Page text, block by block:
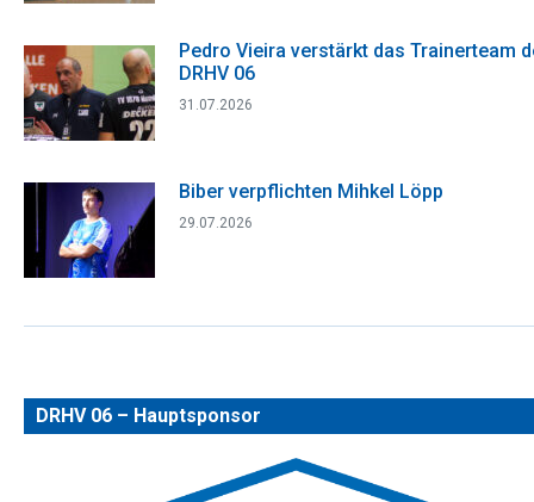
Pedro Vieira verstärkt das Trainerteam
DRHV 06
31.07.2026
Biber verpflichten Mihkel Löpp
29.07.2026
DRHV 06 – Hauptsponsor